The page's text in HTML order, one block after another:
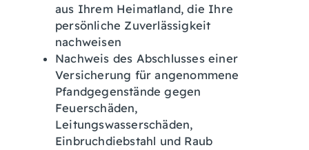
aus Ihrem Heimatland, die Ihre
persönliche Zuverlässigkeit
nachweisen
Nachweis des Abschlusses einer
Versicherung für angenommene
Pfandgegenstände gegen
Feuerschäden,
Leitungswasserschäden,
Einbruchdiebstahl und Raub